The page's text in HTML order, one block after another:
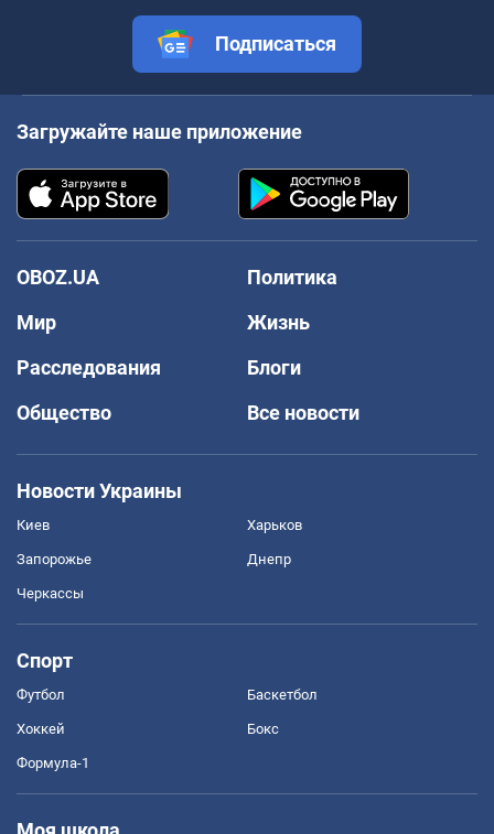
Подписаться
Загружайте наше приложение
OBOZ.UA
Политика
Мир
Жизнь
Расследования
Блоги
Общество
Все новости
Новости Украины
Киев Харьков
Запорожье Днепр
Черкассы
Спорт
Футбол Баскетбол
Хоккей Бокс
Формула-1